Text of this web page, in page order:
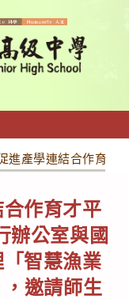
進產學連結合作育才
作育才平
辦公室與國
智慧漁業
邀請師生